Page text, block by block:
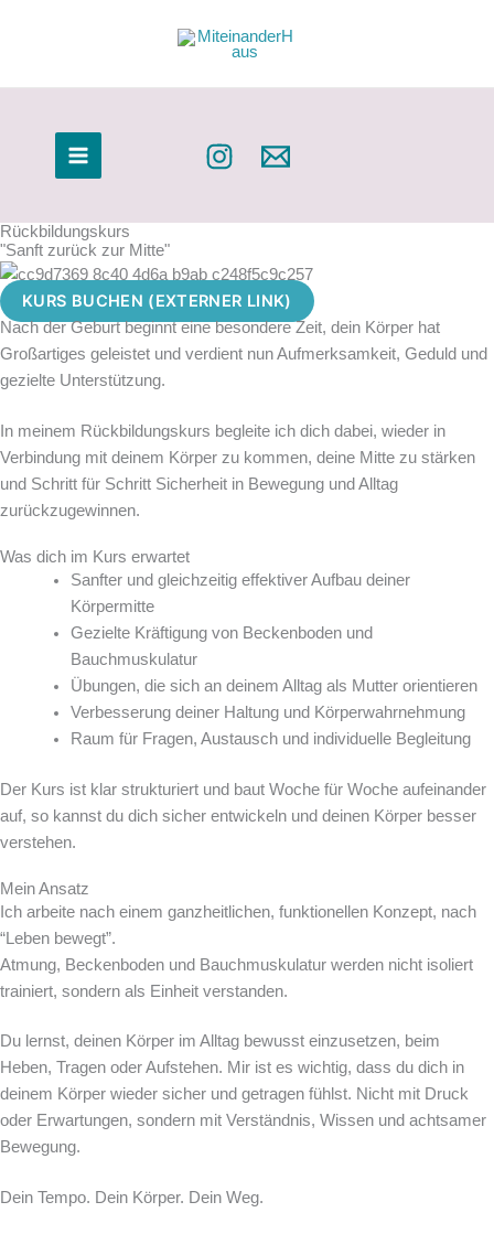
Rückbildungskurs
"Sanft zurück zur Mitte"
KURS BUCHEN (EXTERNER LINK)
Nach der Geburt beginnt eine besondere Zeit, dein Körper hat
Großartiges geleistet und verdient nun Aufmerksamkeit, Geduld und
gezielte Unterstützung.
In meinem Rückbildungskurs begleite ich dich dabei, wieder in
Verbindung mit deinem Körper zu kommen, deine Mitte zu stärken
und Schritt für Schritt Sicherheit in Bewegung und Alltag
zurückzugewinnen.
Was dich im Kurs erwartet
Sanfter und gleichzeitig effektiver Aufbau deiner
Körpermitte
Gezielte Kräftigung von Beckenboden und
Bauchmuskulatur
Übungen, die sich an deinem Alltag als Mutter orientieren
Verbesserung deiner Haltung und Körperwahrnehmung
Raum für Fragen, Austausch und individuelle Begleitung
Der Kurs ist klar strukturiert und baut Woche für Woche aufeinander
auf, so kannst du dich sicher entwickeln und deinen Körper besser
verstehen.
Mein Ansatz
Ich arbeite nach einem ganzheitlichen, funktionellen Konzept, nach
“Leben bewegt”.
Atmung, Beckenboden und Bauchmuskulatur werden nicht isoliert
trainiert, sondern als Einheit verstanden.
Du lernst, deinen Körper im Alltag bewusst einzusetzen, beim
Heben, Tragen oder Aufstehen. Mir ist es wichtig, dass du dich in
deinem Körper wieder sicher und getragen fühlst. Nicht mit Druck
oder Erwartungen, sondern mit Verständnis, Wissen und achtsamer
Bewegung.
Dein Tempo. Dein Körper. Dein Weg.